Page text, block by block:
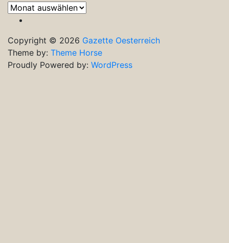
Frühere
Ausgaben
Copyright © 2026 Gazette Oesterreich
Theme by: Theme Horse
Proudly Powered by: WordPress